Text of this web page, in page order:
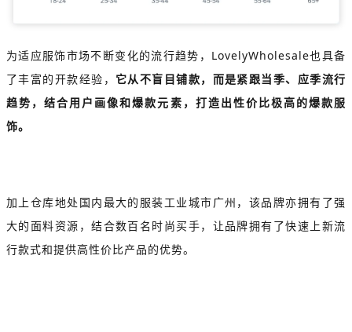
为适应服饰市场不断变化的流行趋势，LovelyWholesale也具备
了丰富的开款经验， 它从不盲目铺款，而是紧跟当季、应季流行
趋势，结合用户画像和爆款元素，打造出性价比极高的爆款服
饰。
加上仓库地处国内最大的服装工业城市广州，该品牌亦拥有了强
大的面料资源，结合数百名时尚买手，让品牌拥有了快速上新流
行款式和提供高性价比产品的优势。